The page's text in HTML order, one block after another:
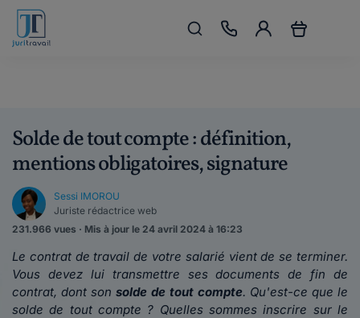
Solde de tout compte : définition,
mentions obligatoires, signature
Sessi IMOROU
Juriste rédactrice web
231.966 vues · Mis à jour le 24 avril 2024 à 16:23
Le contrat de travail de votre salarié vient de se terminer.
Vous devez lui transmettre ses documents de fin de
contrat, dont son solde de tout compte. Qu'est-ce que le
solde de tout compte ? Quelles sommes inscrire sur le